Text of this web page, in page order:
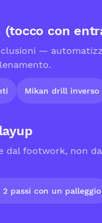
con
—
Mikan drill inverso
dal footwork, non
2 passi con un palleggio